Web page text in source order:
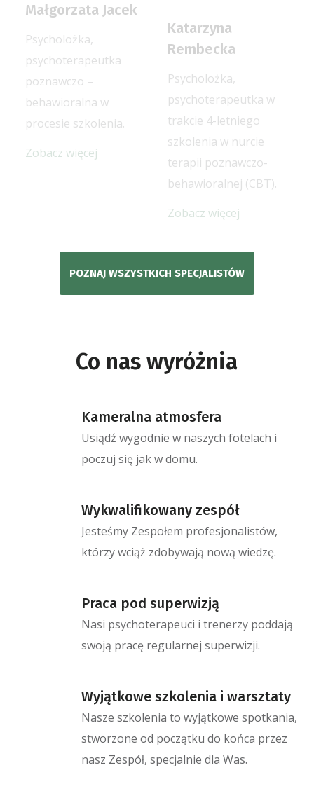
Małgorzata Jacek
Psycholożka,
psychoterapeutka
poznawczo –
behawioralna w
procesie szkolenia.
Zobacz więcej
Katarzyna
Rembecka
Psycholożka,
psychoterapeutka w
trakcie 4-letniego
szkolenia w nurcie
terapii poznawczo-
behawioralnej (CBT).
Zobacz więcej
POZNAJ WSZYSTKICH SPECJALISTÓW
Co nas wyróżnia
Kameralna atmosfera
Usiądź wygodnie w naszych fotelach i
poczuj się jak w domu.
Wykwalifikowany zespół
Jesteśmy Zespołem profesjonalistów,
którzy wciąż zdobywają nową wiedzę.
Praca pod superwizją
Nasi psychoterapeuci i trenerzy poddają
swoją pracę regularnej superwizji.
Wyjątkowe szkolenia i warsztaty
Nasze szkolenia to wyjątkowe spotkania,
stworzone od początku do końca przez
nasz Zespół, specjalnie dla Was.